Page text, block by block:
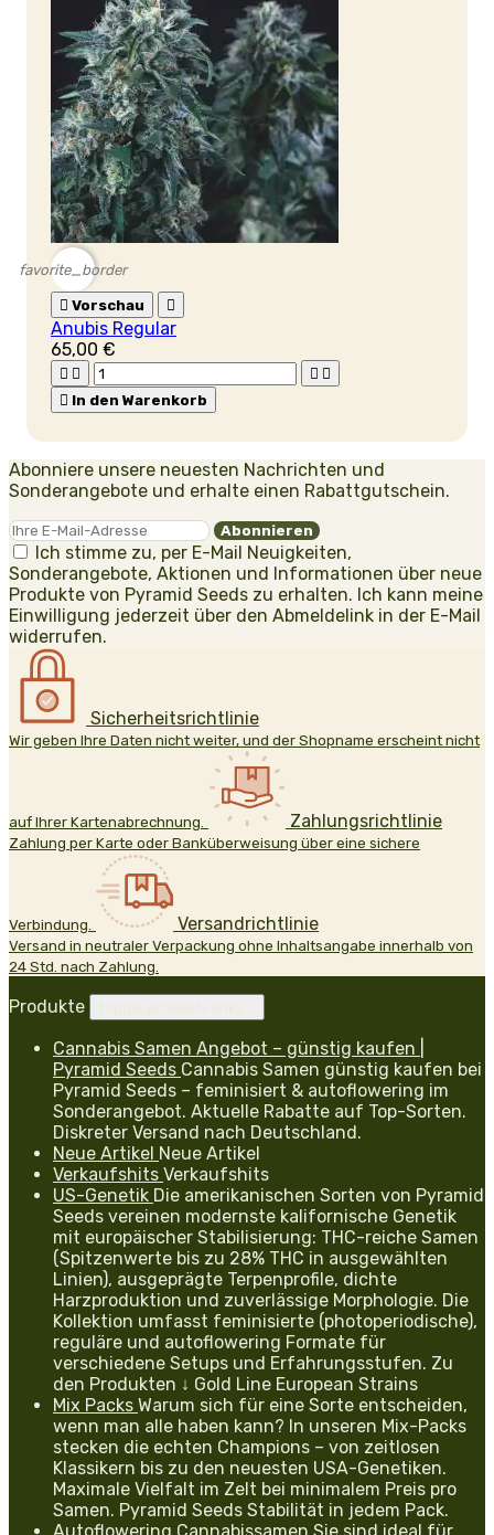
favorite_border
 Vorschau 
Anubis Regular
65,00 €
   
 In den Warenkorb
Abonniere unsere neuesten Nachrichten und
Sonderangebote und erhalte einen Rabattgutschein.
Ich stimme zu, per E-Mail Neuigkeiten,
Sonderangebote, Aktionen und Informationen über neue
Produkte von Pyramid Seeds zu erhalten. Ich kann meine
Einwilligung jederzeit über den Abmeldelink in der E-Mail
widerrufen.
Sicherheitsrichtlinie
Wir geben Ihre Daten nicht weiter, und der Shopname erscheint nicht
auf Ihrer Kartenabrechnung. Zahlungsrichtlinie
Zahlung per Karte oder Banküberweisung über eine sichere
Verbindung. Versandrichtlinie
Versand in neutraler Verpackung ohne Inhaltsangabe innerhalb von
24 Std. nach Zahlung.
Produkte
Cannabis Samen Angebot – günstig kaufen |
Pyramid Seeds Cannabis Samen günstig kaufen bei
Pyramid Seeds – feminisiert & autoflowering im
Sonderangebot. Aktuelle Rabatte auf Top-Sorten.
Diskreter Versand nach Deutschland.
Neue Artikel Neue Artikel
Verkaufshits Verkaufshits
US-Genetik Die amerikanischen Sorten von Pyramid
Seeds vereinen modernste kalifornische Genetik
mit europäischer Stabilisierung: THC-reiche Samen
(Spitzenwerte bis zu 28% THC in ausgewählten
Linien), ausgeprägte Terpenprofile, dichte
Harzproduktion und zuverlässige Morphologie. Die
Kollektion umfasst feminisierte (photoperiodische),
reguläre und autoflowering Formate für
verschiedene Setups und Erfahrungsstufen. Zu
den Produkten ↓ Gold Line European Strains
Mix Packs Warum sich für eine Sorte entscheiden,
wenn man alle haben kann? In unseren Mix-Packs
stecken die echten Champions – von zeitlosen
Klassikern bis zu den neuesten USA-Genetiken.
Maximale Vielfalt im Zelt bei minimalem Preis pro
Samen. Pyramid Seeds Stabilität in jedem Pack.
Autoflowering Cannabissamen Sie sind ideal für